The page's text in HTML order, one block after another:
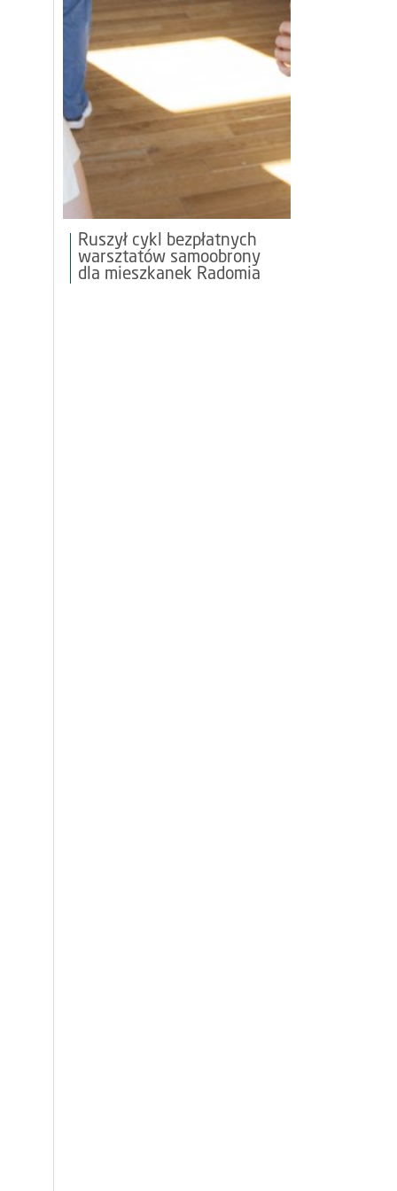
Ruszył cykl bezpłatnych
warsztatów samoobrony
dla mieszkanek Radomia